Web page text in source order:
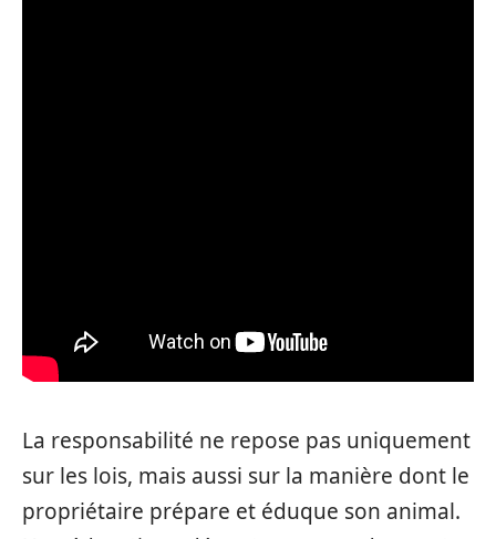
La responsabilité ne repose pas uniquement
sur les lois, mais aussi sur la manière dont le
propriétaire prépare et éduque son animal.